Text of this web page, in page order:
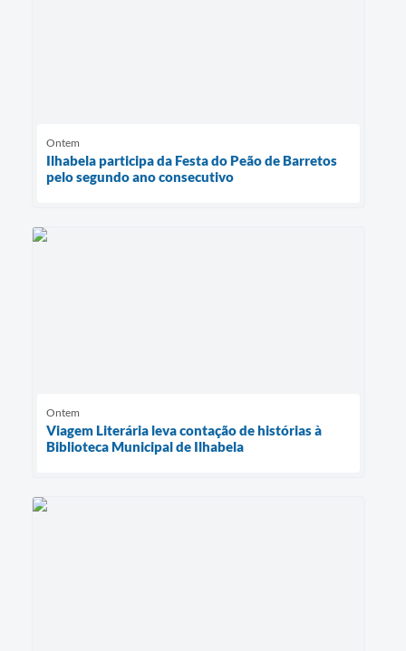
Ontem
Ilhabela participa da Festa do Peão de Barretos
pelo segundo ano consecutivo
Ontem
Viagem Literária leva contação de histórias à
Biblioteca Municipal de Ilhabela